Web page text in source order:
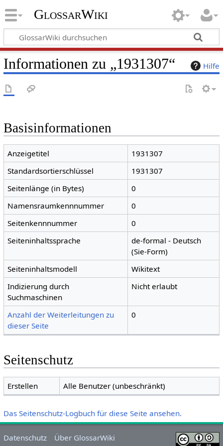
GlossarWiki
Hilfe
Informationen zu „1931307“
Basisinformationen
Anzeigetitel
1931307
Standardsortierschlüssel
1931307
Seitenlänge (in Bytes)
0
Namensraumkennnummer
0
Seitenkennnummer
0
Seiteninhaltssprache
de-formal - Deutsch
(Sie-Form)
Seiteninhaltsmodell
Wikitext
Indizierung durch
Suchmaschinen
Nicht erlaubt
Anzahl der Weiterleitungen zu
dieser Seite
0
Seitenschutz
Erstellen Alle Benutzer (unbeschränkt)
Das Seitenschutz-Logbuch für diese Seite ansehen.
Datenschutz
Über GlossarWiki